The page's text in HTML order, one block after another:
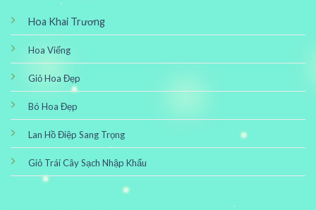
Hoa Khai Trương
Hoa Viếng
Giỏ Hoa Đẹp
Bó Hoa Đẹp
Lan Hồ Điệp Sang Trọng
Giỏ Trái Cây Sạch Nhập Khẩu